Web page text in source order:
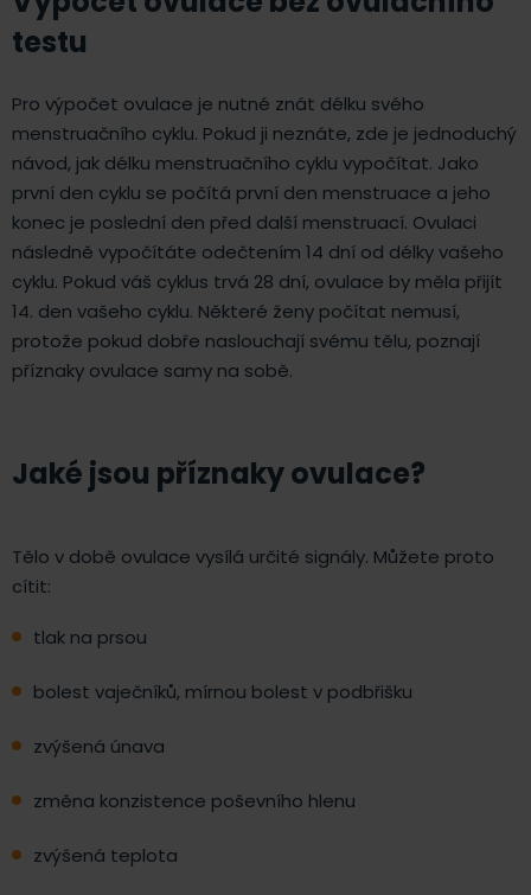
testu
Pro výpočet ovulace je nutné znát délku svého
menstruačního cyklu. Pokud ji neznáte, zde je jednoduchý
návod, jak délku menstruačního cyklu vypočítat. Jako
první den cyklu se počítá první den menstruace a jeho
konec je poslední den před další menstruací. Ovulaci
následně vypočítáte odečtením 14 dní od délky vašeho
cyklu. Pokud váš cyklus trvá 28 dní, ovulace by měla přijít
14. den vašeho cyklu. Některé ženy počítat nemusí,
protože pokud dobře naslouchají svému tělu, poznají
příznaky ovulace samy na sobě.
Jaké jsou příznaky ovulace?
Tělo v době ovulace vysílá určité signály. Můžete proto
cítit:
tlak na prsou
bolest vaječníků, mírnou bolest v podbřišku
zvýšená únava
změna konzistence poševního hlenu
zvýšená teplota